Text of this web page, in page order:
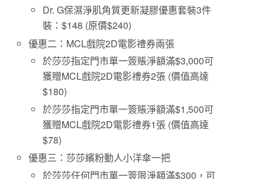
Dr. G保濕淨肌角質更新凝膠優惠套裝3件
裝：$148 (原價$240)
優惠二：MCL戲院2D電影禮券兩張
於莎莎指定門市單一簽賬淨額滿$3,000可
獲贈MCL戲院2D電影禮券2張 (價值高達
$180)
於莎莎指定門市單一簽賬淨額滿$1,500可
獲贈MCL戲院2D電影禮券1張 (價值高達
$78)
優惠三：莎莎繽粉動人小洋傘一把
於莎莎任何門市單一簽限淨額滿$300，可